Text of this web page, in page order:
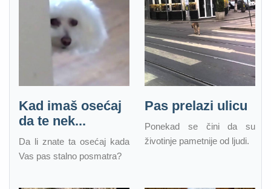
Kad imaš osećaj
da te nek...
Da li znate ta osećaj kada
Vas pas stalno posmatra?
Pas prelazi ulicu
Ponekad se čini da su
životinje pametnije od ljudi.